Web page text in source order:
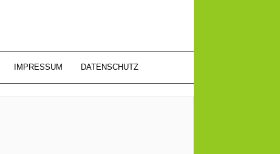
IMPRESSUM DATENSCHUTZ